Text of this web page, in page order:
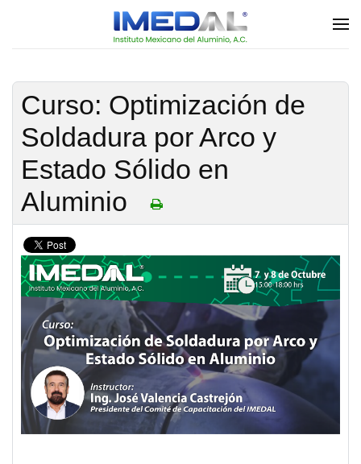
Skip to main content
Curso: Optimización de
Soldadura por Arco y
Estado Sólido en
Aluminio